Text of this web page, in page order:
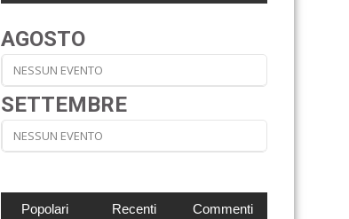
AGOSTO
NESSUN EVENTO
SETTEMBRE
NESSUN EVENTO
Popolari Recenti Commenti